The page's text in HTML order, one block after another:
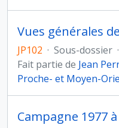
JP102 · Sous-dossier ·
Fait partie de Jean
Proche- et Moyen-
Campagne 1977